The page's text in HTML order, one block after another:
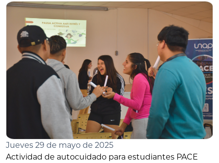
Jueves 29 de mayo de 2025
Actividad de autocuidado para estudiantes PACE